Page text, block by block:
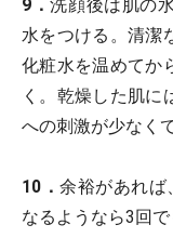
9．洗顔後は肌の
水をつける。清潔
化粧水を温めてか
く。乾燥した肌に
への刺激が少なく
10．余裕があれば
なるようなら3回で